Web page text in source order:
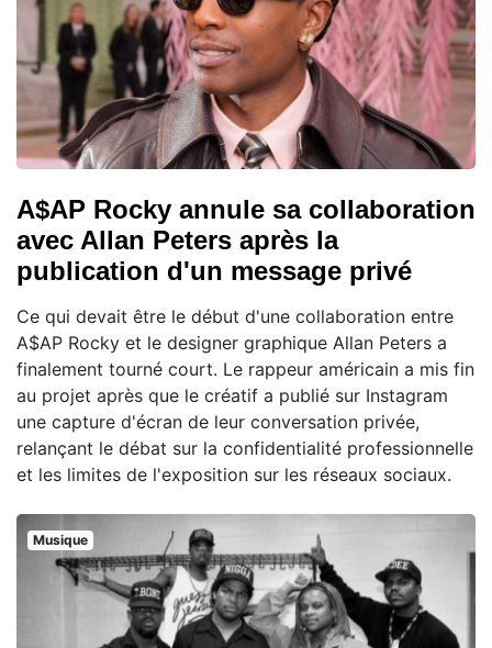
A$AP Rocky annule sa collaboration
avec Allan Peters après la
publication d'un message privé
Ce qui devait être le début d'une collaboration entre
A$AP Rocky et le designer graphique Allan Peters a
finalement tourné court. Le rappeur américain a mis fin
au projet après que le créatif a publié sur Instagram
une capture d'écran de leur conversation privée,
relançant le débat sur la confidentialité professionnelle
et les limites de l'exposition sur les réseaux sociaux.
Musique